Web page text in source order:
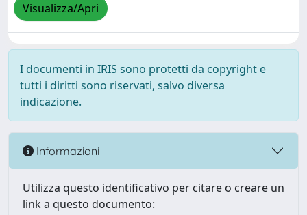
Visualizza/Apri
I documenti in IRIS sono protetti da copyright e
tutti i diritti sono riservati, salvo diversa
indicazione.
Informazioni
Utilizza questo identificativo per citare o creare un
link a questo documento: